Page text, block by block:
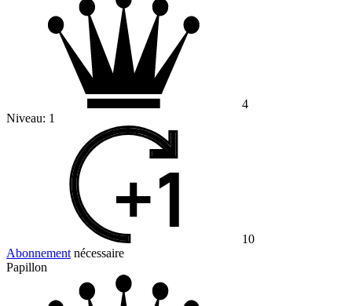
4
Niveau: 1
10
Abonnement nécessaire
Papillon